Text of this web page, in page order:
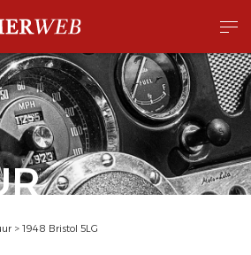
> 1948 Bristol 5LG